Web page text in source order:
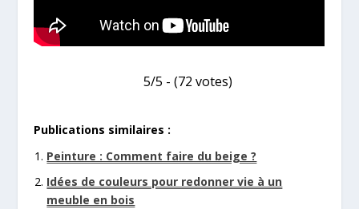
5/5 - (72 votes)
Publications similaires :
Peinture : Comment faire du beige ?
Idées de couleurs pour redonner vie à un
meuble en bois